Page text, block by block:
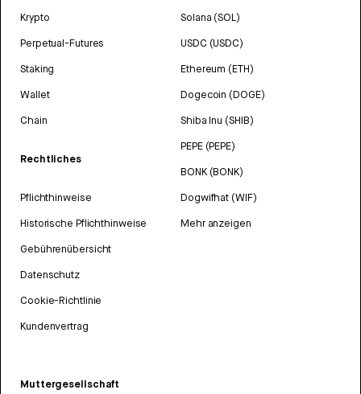
Krypto
Perpetual-Futures
Staking
Wallet
Chain
Rechtliches
Pflichthinweise
Historische Pflichthinweise
Gebührenübersicht
Datenschutz
Cookie-Richtlinie
Kundenvertrag
Solana (SOL)
USDC (USDC)
Ethereum (ETH)
Dogecoin (DOGE)
Shiba Inu (SHIB)
PEPE (PEPE)
BONK (BONK)
Dogwifhat (WIF)
Mehr anzeigen
Muttergesellschaft